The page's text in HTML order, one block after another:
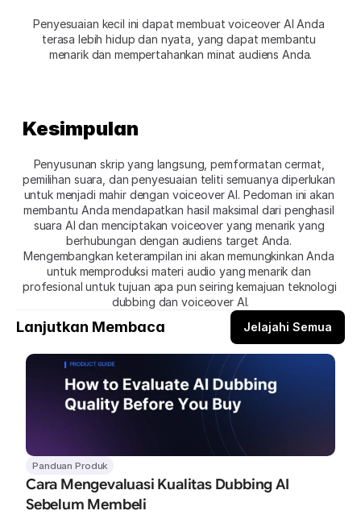
Penyesuaian kecil ini dapat membuat voiceover AI Anda
terasa lebih hidup dan nyata, yang dapat membantu
menarik dan mempertahankan minat audiens Anda.
Kesimpulan
Penyusunan skrip yang langsung, pemformatan cermat,
pemilihan suara, dan penyesuaian teliti semuanya diperlukan
untuk menjadi mahir dengan voiceover AI. Pedoman ini akan
membantu Anda mendapatkan hasil maksimal dari penghasil
suara AI dan menciptakan voiceover yang menarik yang
berhubungan dengan audiens target Anda.
Mengembangkan keterampilan ini akan memungkinkan Anda
untuk memproduksi materi audio yang menarik dan
profesional untuk tujuan apa pun seiring kemajuan teknologi
dubbing dan voiceover AI.
Lanjutkan Membaca Jelajahi Semua
Panduan Produk
Cara Mengevaluasi Kualitas Dubbing AI
Sebelum Membeli